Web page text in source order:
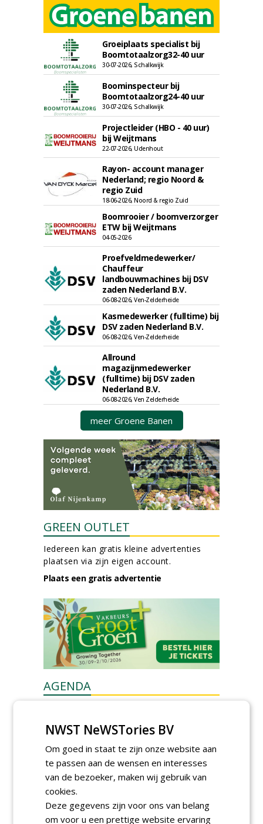
Groeiplaats specialist bij
Boomtotaalzorg32-40 uur
30-07-2026, Schalkwijk
Boominspecteur bij
Boomtotaalzorg24-40 uur
30-07-2026, Schalkwijk
Projectleider (HBO - 40 uur)
bij Weijtmans
22-07-2026, Udenhout
Rayon- account manager
Nederland; regio Noord &
regio Zuid
18-06-2026, Noord & regio Zuid
Boomrooier / boomverzorger
ETW bij Weijtmans
04-05-2026
Proefveldmedewerker/
Chauffeur
landbouwmachines bij DSV
zaden Nederland B.V.
06-08-2026, Ven-Zelderheide
Kasmedewerker (fulltime) bij
DSV zaden Nederland B.V.
06-08-2026, Ven-Zelderheide
Allround
magazijnmedewerker
(fulltime) bij DSV zaden
Nederland B.V.
06-08-2026, Ven Zelderheide
meer Groene Banen
GREEN OUTLET
Iedereen kan gratis kleine advertenties
plaatsen via zijn eigen account.
Plaats een gratis advertentie
AGENDA
woensdag 9 september 2026
Poel organiseert
Boomverzorgersdag voor
boomprofessionals
vrijdag 9 oktober 2026
toekomst begint in de
openbare ruimte
NWST NeWSTories BV
Om goed in staat te zijn onze website aan
te passen aan de wensen en interesses
van de bezoeker, maken wij gebruik van
cookies.
Deze gegevens zijn voor ons van belang
om voor u een prettige website ervaring